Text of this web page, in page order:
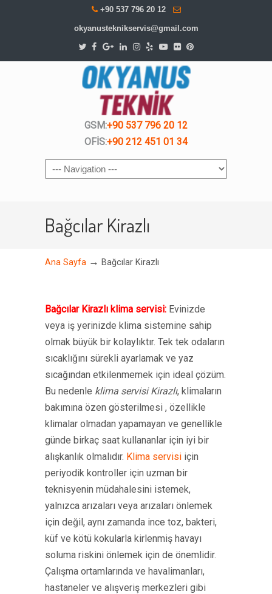
+90 537 796 20 12
okyanusteknikservis@gmail.com
GSM:+90 537 796 20 12
OFİS:+90 212 451 01 34
Navigation
Bağcılar Kirazlı
Ana Sayfa → Bağcılar Kirazlı
Bağcılar Kirazlı klima servisi: Evinizde
veya iş yerinizde klima sistemine sahip
olmak büyük bir kolaylıktır. Tek tek odaların
sıcaklığını sürekli ayarlamak ve yaz
sıcağından etkilenmemek için ideal çözüm.
Bu nedenle klima servisi Kirazlı, klimaların
bakımına özen gösterilmesi , özellikle
klimalar olmadan yapamayan ve genellikle
günde birkaç saat kullananlar için iyi bir
alışkanlık olmalıdır. Klima servisi için
periyodik kontroller için uzman bir
teknisyenin müdahalesini istemek,
yalnızca arızaları veya arızaları önlemek
için değil, aynı zamanda ince toz, bakteri,
küf ve kötü kokularla kirlenmiş havayı
soluma riskini önlemek için de önemlidir.
Çalışma ortamlarında ve havalimanları,
hastaneler ve alışveriş merkezleri gibi